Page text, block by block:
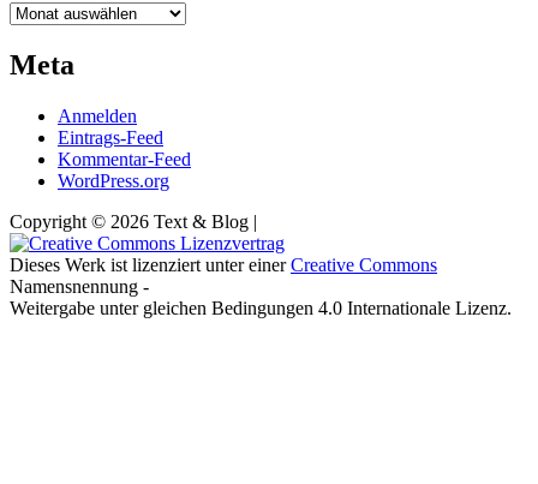
Archiv
Meta
Anmelden
Eintrags-Feed
Kommentar-Feed
WordPress.org
Copyright © 2026 Text & Blog |
Dieses Werk ist lizenziert unter einerCreative Commons
Namensnennung -
Weitergabe unter gleichen Bedingungen 4.0 Internationale Lizenz.